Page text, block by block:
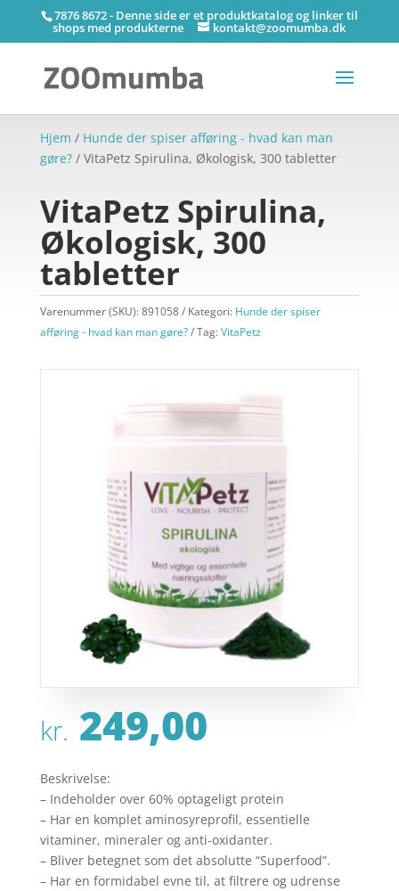
7876 8672 - Denne side er et produktkatalog og linker til
shops med produkterne kontakt@zoomumba.dk
Hjem / Hunde der spiser afføring - hvad kan man
gøre?/ VitaPetz Spirulina, Økologisk, 300 tabletter
VitaPetz Spirulina,
Økologisk, 300
tabletter
Varenummer (SKU):891058 Kategori: Hunde der spiser
afføring - hvad kan man gøre?
Tag:VitaPetz
kr. 249,00
Beskrivelse:
– Indeholder over 60% optageligt protein
– Har en komplet aminosyreprofil, essentielle
vitaminer, mineraler og anti-oxidanter.
– Bliver betegnet som det absolutte “Superfood”.
– Har en formidabel evne til, at filtrere og udrense